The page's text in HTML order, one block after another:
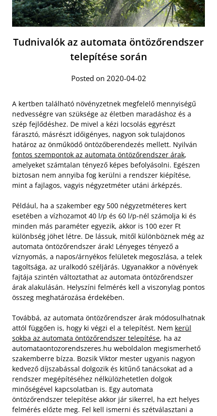
Tudnivalók az automata öntözőrendszer
telepítése során
Posted on 2020-04-02
A kertben található növényzetnek megfelelő mennyiségű
nedvességre van szüksége az életben maradáshoz és a
szép fejlődéshez. De mivel a kézi locsolás egyrészt
fárasztó, másrészt időigényes, nagyon sok tulajdonos
határoz az önműködő öntözőberendezés mellett. Nyilván
fontos szempontok az automata öntözőrendszer árak,
amelyeket számtalan tényező képes befolyásolni. Egészen
biztosan nem annyiba fog kerülni a rendszer kiépítése,
mint a fajlagos, vagyis négyzetméter utáni árképzés.
Például, ha a szakember egy 500 négyzetméteres kert
esetében a vízhozamot 40 l/p és 60 l/p-nél számolja ki és
minden más paraméter egyezik, akkor is 100 ezer Ft
különbség jöhet létre. De lássuk, mitől különböznek még az
automata öntözőrendszer árak! Lényeges tényező a
víznyomás, a napos/árnyékos felületek megoszlása, a telek
tagoltsága, az uralkodó széljárás. Ugyanakkor a növények
fajtája szintén változtathat az automata öntözőrendszer
árak alakulásán. Helyszíni felmérés kell a viszonylag pontos
összeg meghatározása érdekében.
Továbbá, az automata öntözőrendszer árak módosulhatnak
attól függően is, hogy ki végzi el a telepítést. Nem kerül
sokba az automata öntözőrendszer telepítése, ha az
automataontozorendszeres.hu weboldalon megismerhető
szakemberre bízza. Bozsik Viktor mester ugyanis nagyon
kedvező díjszabással dolgozik és kitűnő tanácsokat ad a
rendszer megépítéséhez nélkülözhetetlen dolgok
minőségével kapcsolatban is. Egy automata
öntözőrendszer telepítése akkor jár sikerrel, ha ezt helyes
felmérés előzte meg. Fel kell ismerni és szétválasztani a